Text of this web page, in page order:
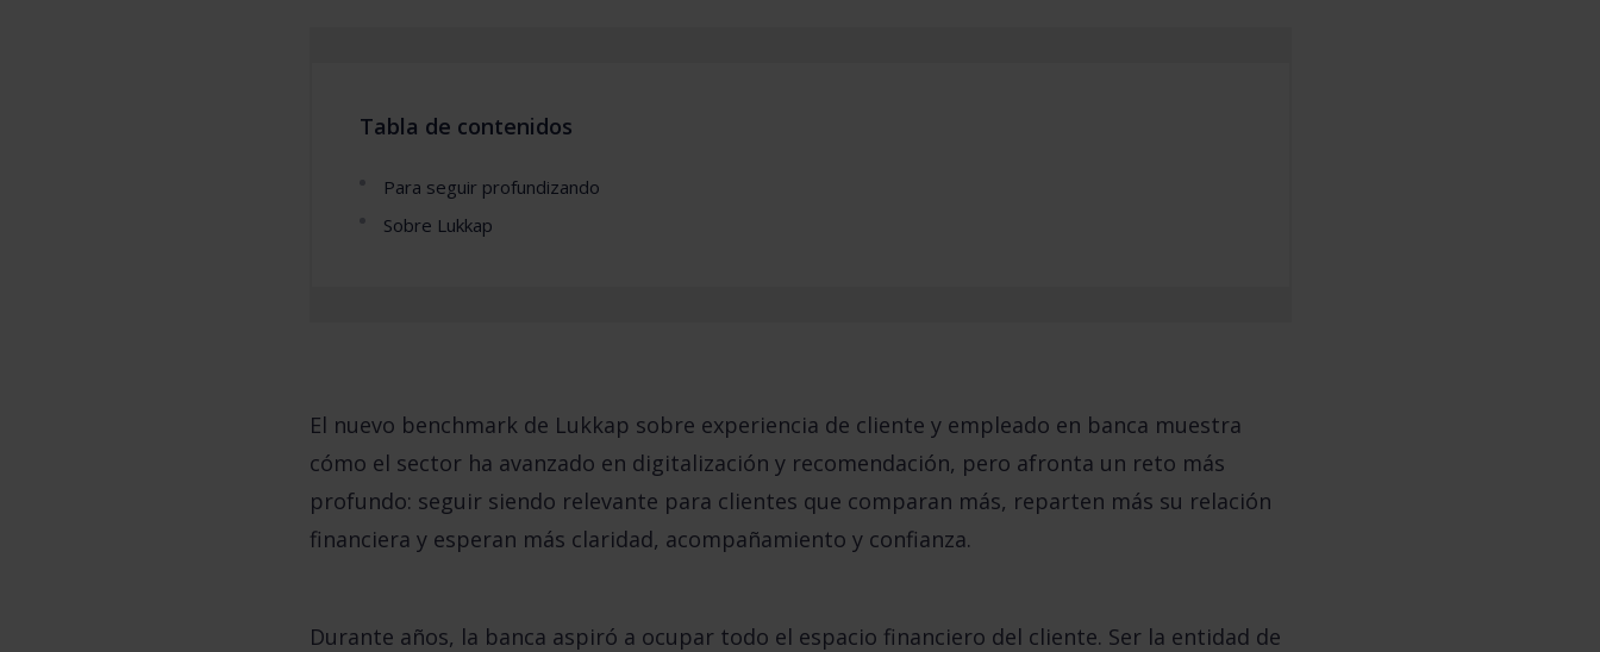
Tabla de contenidos
Para seguir profundizando
Sobre Lukkap
El nuevo benchmark de Lukkap sobre experiencia de cliente y empleado en banca muestra
cómo el sector ha avanzado en digitalización y recomendación, pero afronta un reto más
profundo: seguir siendo relevante para clientes que comparan más, reparten más su relación
financiera y esperan más claridad, acompañamiento y confianza.
Durante años, la banca aspiró a ocupar todo el espacio financiero del cliente. Ser la entidad de